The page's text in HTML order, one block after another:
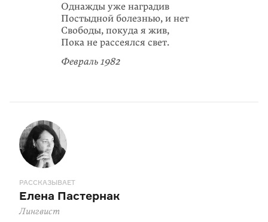
Однажды уже наградив
Постыдной болезнью, и нет
Свободы, покуда я жив,
Пока не рассеялся свет.
Февраль 1982
РАССКАЗЫВАЕТ
Елена Пастернак
Лингвист